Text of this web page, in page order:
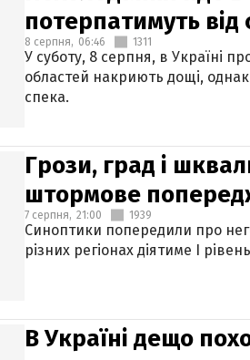
потерпатимуть
8 серпня, 06:46 1311
У суботу, 8 серпня, в Україні
областей накриють дощі, однак
спека.
Грози, град і
штормове
7 серпня, 21:00 1939
Синоптики попередили про
різних регіонах діятиме І
В Україні дещо